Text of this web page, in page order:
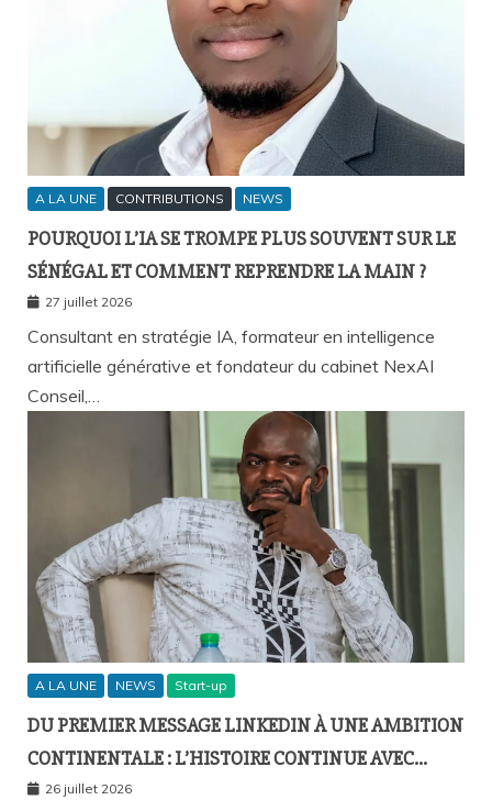
A LA UNE CONTRIBUTIONS NEWS
POURQUOI L’IA SE TROMPE PLUS SOUVENT SUR LE
SÉNÉGAL ET COMMENT REPRENDRE LA MAIN ?
27 juillet 2026
Consultant en stratégie IA, formateur en intelligence
artificielle générative et fondateur du cabinet NexAI
Conseil,…
A LA UNE NEWS Start-up
DU PREMIER MESSAGE LINKEDIN À UNE AMBITION
CONTINENTALE : L’HISTOIRE CONTINUE AVEC
BIRAHIM FALL ET BICTORYS
26 juillet 2026